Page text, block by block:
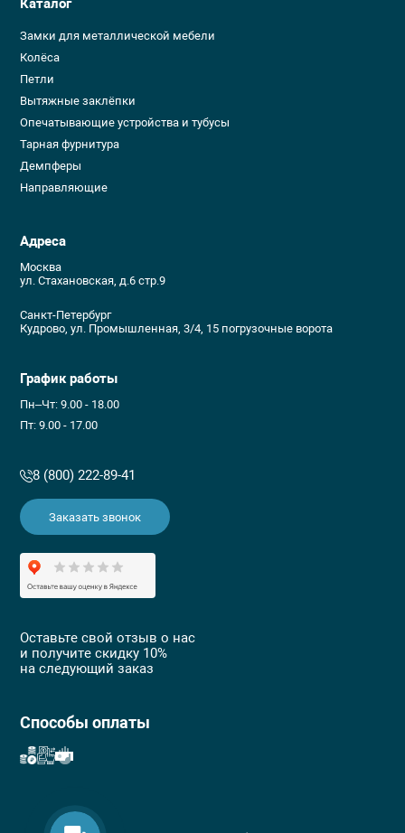
Каталог
Замки для металлической мебели
Колёса
Петли
Вытяжные заклёпки
Опечатывающие устройства и тубусы
Тарная фурнитура
Демпферы
Направляющие
Адреса
Москва
ул. Стахановская, д.6 стр.9
Санкт-Петербург
Кудрово, ул. Промышленная, 3/4, 15 погрузочные ворота
График работы
Пн–Чт: 9.00 - 18.00
Пт: 9.00 - 17.00
8 (800) 222-89-41
Заказать звонок
Оставьте свой отзыв о нас
и получите скидку 10%
на следующий заказ
Способы оплаты